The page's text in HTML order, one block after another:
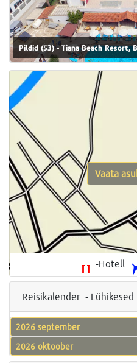
Pildid (53) - Tiana Beach Resort,
-Hotell
Vaata
Reisikalender -
2026 september
2026 oktoober